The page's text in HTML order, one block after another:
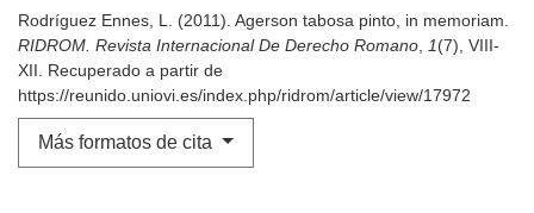
Rodríguez Ennes, L. (2011). Agerson tabosa pinto, in memoriam.
RIDROM. Revista Internacional De Derecho Romano, 1(7), VIII-
XII. Recuperado a partir de
https://reunido.uniovi.es/index.php/ridrom/article/view/17972
Más formatos de cita